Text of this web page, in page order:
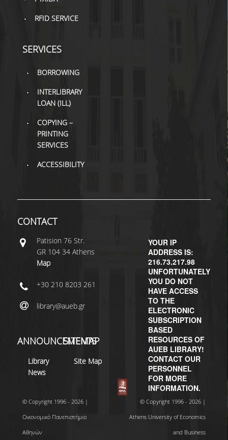
RFID SERVICE
SERVICES
BORROWING
INTERLIBRARY
LOAN (ILL)
COPYING –
PRINTING
SERVICES
ACCESSIBILITY
YOUR IP
ADDRESS IS:
216.73.217.98
UNFORTUNATELY
YOU DO NOT
HAVE ACCESS
TO THE
ELECTRONIC
SUBSCRIPTION
BASED
RESOURCES OF
AUEB LIBRARY!
CONTACT OUR
PERSONNEL
FOR MORE
INFORMATION.
CONTACT
Patisiοn 76 Str.
GR 104 34 Athens
Map
+30 210 8203 261
library@aueb.gr
ANNOUNCEMENTS
Library
News
SITEMAP
Site Map
© Copyright 1996 - 2026 |
Οικονομικό Πανεπιστήμιο
Αθηνών
© Copyright 1996 - 2026 |
Athens University of Economics
and Business